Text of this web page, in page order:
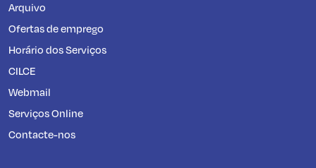
Arquivo
Ofertas de emprego
Horário dos Serviços
CILCE
Webmail
Serviços Online
Contacte-nos